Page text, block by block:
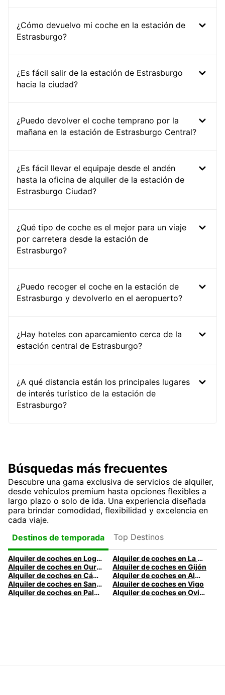
¿Cómo devuelvo mi coche en la estación de
Estrasburgo?
¿Es fácil salir de la estación de Estrasburgo
hacia la ciudad?
¿Puedo devolver el coche temprano por la
mañana en la estación de Estrasburgo Central?
¿Es fácil llevar el equipaje desde el andén
hasta la oficina de alquiler de la estación de
Estrasburgo Ciudad?
¿Qué tipo de coche es el mejor para un viaje
por carretera desde la estación de
Estrasburgo?
¿Puedo recoger el coche en la estación de
Estrasburgo y devolverlo en el aeropuerto?
¿Hay hoteles con aparcamiento cerca de la
estación central de Estrasburgo?
¿A qué distancia están los principales lugares
de interés turístico de la estación de
Estrasburgo?
Búsquedas más frecuentes
Descubre una gama exclusiva de servicios de alquiler,
desde vehículos premium hasta opciones flexibles a
largo plazo o solo de ida. Una experiencia diseñada
para brindar comodidad, flexibilidad y excelencia en
cada viaje.
Destinos de temporada
Top Destinos
Alquiler de coches en Logroño
Alquiler de coches en La Coruña
Alquiler de coches en Ourense
Alquiler de coches en Gijón
Alquiler de coches en Cádiz
Alquiler de coches en Almería
Alquiler de coches en Santander
Alquiler de coches en Vigo
Alquiler de coches en Palma
Alquiler de coches en Oviedo